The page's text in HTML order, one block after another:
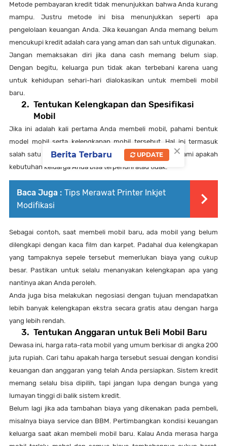
Metode pembayaran kredit tidak menunjukkan bahwa Anda kurang
mampu. Justru metode ini bisa menunjukkan seperti apa
pengelolaan keuangan Anda. Jika keuangan Anda memang belum
mencukupi kredit adalah cara yang aman dan sah untuk digunakan.
Jangan memaksakan diri jika dana cash memang belum siap.
Dengan begitu, keluarga pun tidak akan terbebani karena uang
untuk kehidupan sehari-hari dialokasikan untuk membeli mobil
baru.
2. Tentukan Kelengkapan dan Spesifikasi
Mobil
Jika ini adalah kali pertama Anda membeli mobil, pahami bentuk
model mobil serta kelengkapan mobil tersebut. Hal ini termasuk
salah satu cara yang bisa Anda gunakan untuk memahami apakah
kebutuhan keluarga Anda bisa terpenuhi atau tidak.
Baca Juga : Tips Merawat Printer Inkjet
Modifikasi
Sebagai contoh, saat membeli mobil baru, ada mobil yang belum
dilengkapi dengan kaca film dan karpet. Padahal dua kelengkapan
yang tampaknya sepele tersebut memerlukan biaya yang cukup
besar. Pastikan untuk selalu menanyakan kelengkapan apa yang
nantinya akan Anda peroleh.
Anda juga bisa melakukan negosiasi dengan tujuan mendapatkan
lebih banyak kelengkapan ekstra secara gratis atau dengan harga
yang lebih rendah.
3. Tentukan Anggaran untuk Beli Mobil Baru
Dewasa ini, harga rata-rata mobil yang umum berkisar di angka 200
juta rupiah. Cari tahu apakah harga tersebut sesuai dengan kondisi
keuangan dan anggaran yang telah Anda persiapkan. Sistem kredit
memang selalu bisa dipilih, tapi jangan lupa dengan bunga yang
lumayan tinggi di balik sistem kredit.
Belum lagi jika ada tambahan biaya yang dikenakan pada pembeli,
misalnya biaya service dan BBM. Pertimbangkan kondisi keuangan
keluarga saat akan membeli mobil baru. Kalau Anda merasa harga
×
Berita Terbaru UPDATE